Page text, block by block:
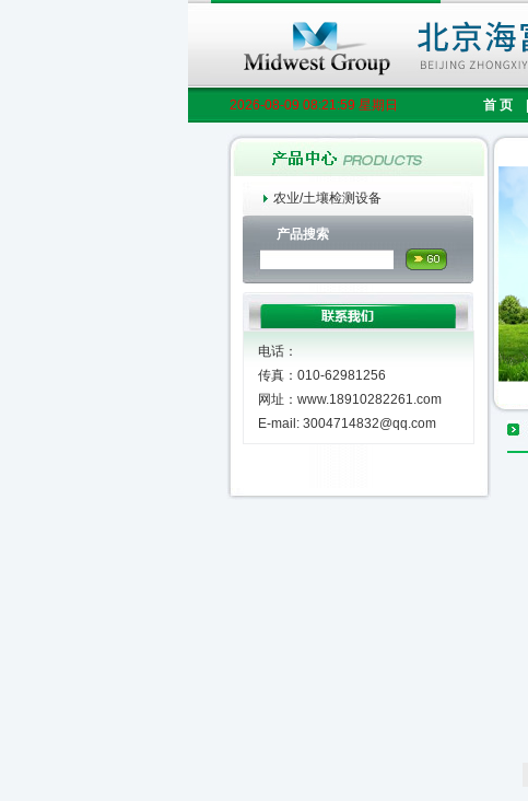
2026-08-09 08:21:59 星期日 首 页
农业/土壤检测设备
产品搜索
电话：
传真：010-62981256
网址：www.18910282261.com
E-mail: 3004714832@qq.com